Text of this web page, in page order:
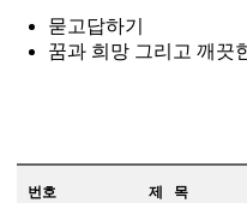
묻고답하기
꿈과 희망 그리고 깨끗
번호 제 목